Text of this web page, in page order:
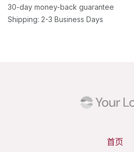
30-day money-back guarantee
Shipping: 2-3 Business Days
首页